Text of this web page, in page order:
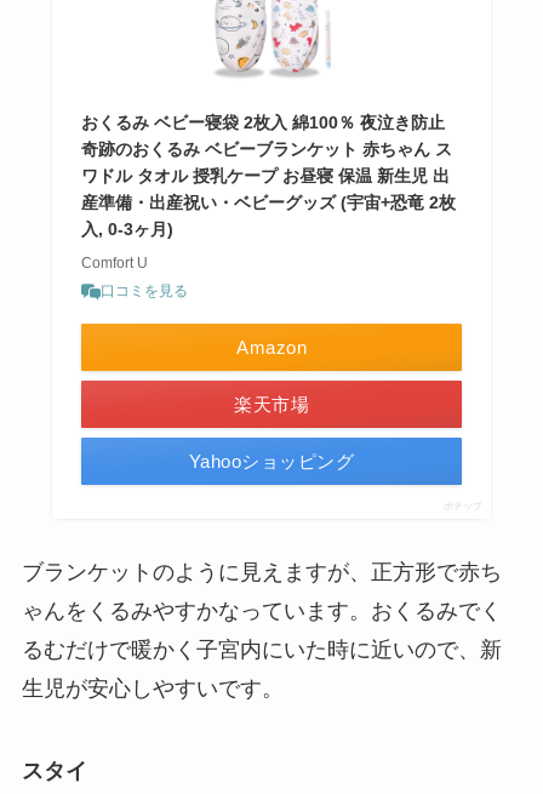
おくるみ ベビー寝袋 2枚入 綿100％ 夜泣き防止
奇跡のおくるみ ベビーブランケット 赤ちゃん ス
ワドル タオル 授乳ケープ お昼寝 保温 新生児 出
産準備・出産祝い・ベビーグッズ (宇宙+恐竜 2枚
入, 0-3ヶ月)
Comfort U
口コミを見る
Amazon
楽天市場
Yahooショッピング
ポチップ
ブランケットのように見えますが、正方形で赤ち
ゃんをくるみやすかなっています。おくるみでく
るむだけで暖かく子宮内にいた時に近いので、新
生児が安心しやすいです。
スタイ